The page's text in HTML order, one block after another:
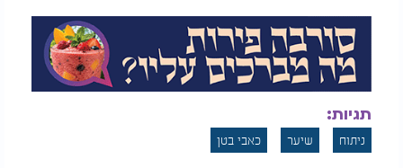
תגיות:
ניתוח שיער כאבי בטן